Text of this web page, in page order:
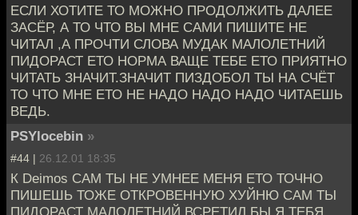
ЕСЛИ ХОТИТЕ ТО МОЖНО ПРОДОЛЖИТЬ ДАЛЕЕ
ЗАСЁР, А ТО ЧТО ВЫ МНЕ САМИ ПИШИТЕ НЕ
ЧИТАЛ ,А ПРОЧТИ СЛОВА МУДАК МАЛОЛЕТНИЙ
ПИДОРАСТ ЕТО НОРМА ВАЩЕ ТЕБЕ ЕТО ПРИЯТНО
ЧИТАТЬ ЗНАЧИТ.ЗНАЧИТ ПИЗДОБОЛ ТЫ НА СЧЁТ
ТО ЧТО МНЕ ЕТО НЕ НАДО НАДО НАДО ЧИТАЕШЬ
ВЕДЬ.
PSYlocebin »
#44 | 26.12.01 18:35
К Deimos САМ ТЫ НЕ УМНЕЕ МЕНЯ ЕТО ТОЧНО
ПИШЕШЬ ТОЖЕ ОТКРОВЕННУЮ ХУЙНЮ САМ ТЫ